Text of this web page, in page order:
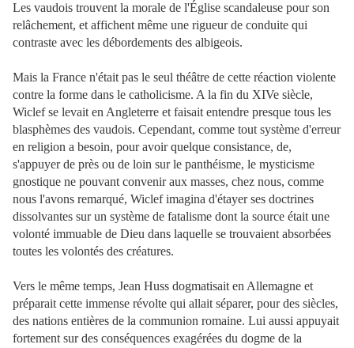
Les vaudois trouvent la morale de l'Église scandaleuse pour son
relâchement, et affichent même une rigueur de conduite qui
contraste avec les débordements des albigeois.
Mais la France n'était pas le seul théâtre de cette réaction violente
contre la forme dans le catholicisme. A la fin du XIVe siècle,
Wiclef se levait en Angleterre et faisait entendre presque tous les
blasphèmes des vaudois. Cependant, comme tout système d'erreur
en religion a besoin, pour avoir quelque consistance, de,
s'appuyer de près ou de loin sur le panthéisme, le mysticisme
gnostique ne pouvant convenir aux masses, chez nous, comme
nous l'avons remarqué, Wiclef imagina d'étayer ses doctrines
dissolvantes sur un système de fatalisme dont la source était une
volonté immuable de Dieu dans laquelle se trouvaient absorbées
toutes les volontés des créatures.
Vers le même temps, Jean Huss dogmatisait en Allemagne et
préparait cette immense révolte qui allait séparer, pour des siècles,
des nations entières de la communion romaine. Lui aussi appuyait
fortement sur des conséquences exagérées du dogme de la